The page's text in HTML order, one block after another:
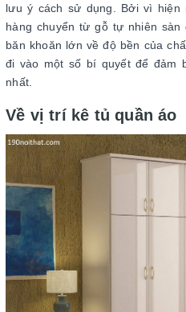
lưu ý cách sử dụng. Bởi vì hiện
hàng chuyển từ gỗ tự nhiên sàn
băn khoăn lớn về độ bền của
đi vào một số bí quyết để đảm
nhất.
Về vị trí kê tủ quần áo